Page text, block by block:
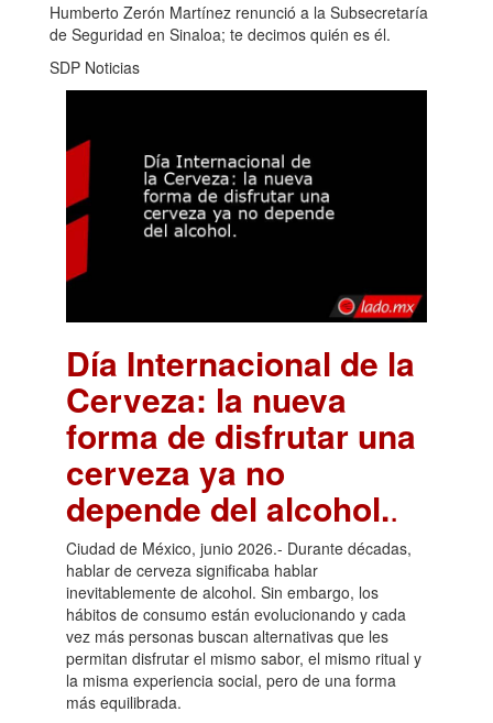
Humberto Zerón Martínez renunció a la Subsecretaría
de Seguridad en Sinaloa; te decimos quién es él.
SDP Noticias
Día Internacional de la
Cerveza: la nueva
forma de disfrutar una
cerveza ya no
depende del alcohol..
Ciudad de México, junio 2026.- Durante décadas,
hablar de cerveza significaba hablar
inevitablemente de alcohol. Sin embargo, los
hábitos de consumo están evolucionando y cada
vez más personas buscan alternativas que les
permitan disfrutar el mismo sabor, el mismo ritual y
la misma experiencia social, pero de una forma
más equilibrada.